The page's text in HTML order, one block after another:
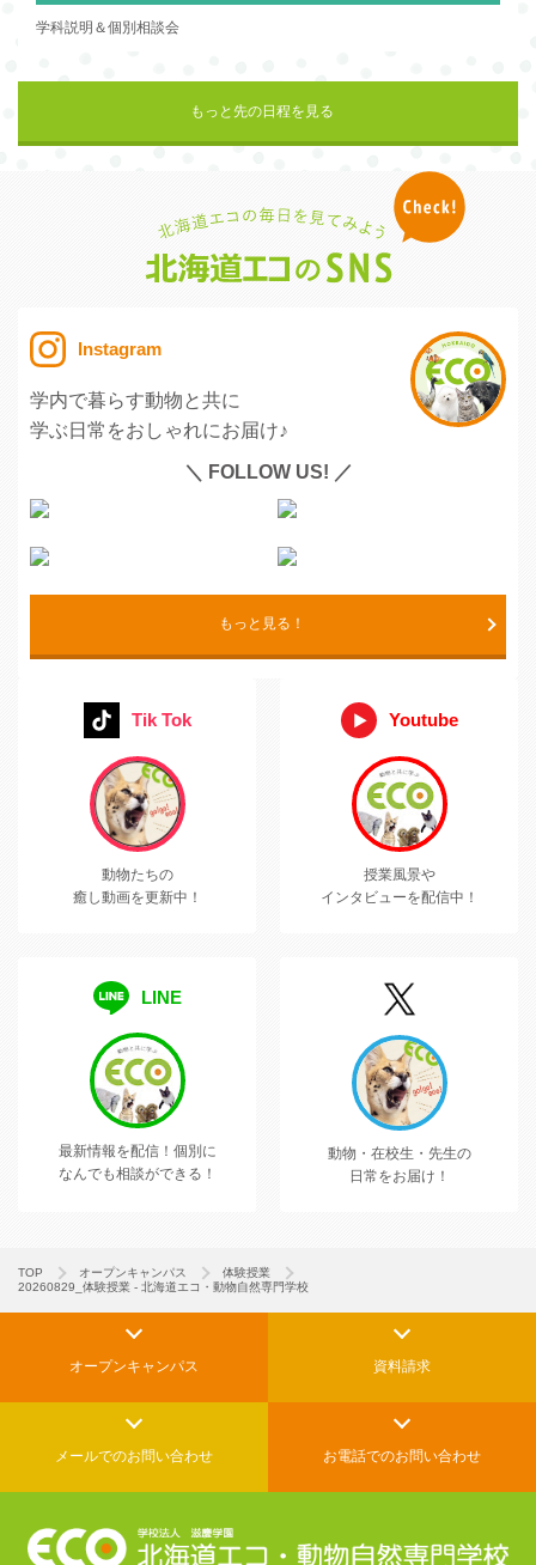
学科説明＆個別相談会
もっと先の日程を見る
Instagram
学内で暮らす動物と共に
学ぶ日常をおしゃれにお届け♪
＼ FOLLOW US! ／
もっと見る！
Tik Tok
動物たちの
癒し動画を更新中！
Youtube
授業風景や
インタビューを配信中！
LINE
最新情報を配信！ 個別に
なんでも相談ができる！
動物・在校生・先生の
日常をお届け！
TOP オープンキャンパス
体験授業
20260829_体験授業 - 北海道エコ・動物自然専門学校
オープンキャンパス 資料請求
メールでのお問い合わせ お電話でのお問い合わせ